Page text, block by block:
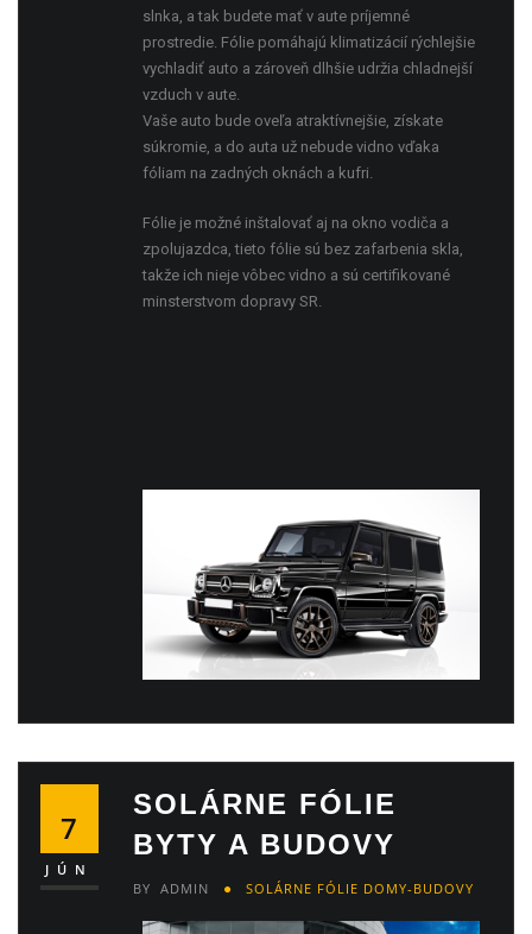
slnka, a tak budete mať v aute príjemné
prostredie. Fólie pomáhajú klimatizácií rýchlejšie
vychladiť auto a zároveň dlhšie udržia chladnejší
vzduch v aute.
Vaše auto bude oveľa atraktívnejšie, získate
súkromie, a do auta už nebude vidno vďaka
fóliam na zadných oknách a kufri.
Fólie je možné inštalovať aj na okno vodiča a
zpolujazdca, tieto fólie sú bez zafarbenia skla,
takže ich nieje vôbec vidno a sú certifikované
minsterstvom dopravy SR.
7
JÚN
SOLÁRNE FÓLIE
BYTY A BUDOVY
BY ADMIN SOLÁRNE FÓLIE DOMY-BUDOVY